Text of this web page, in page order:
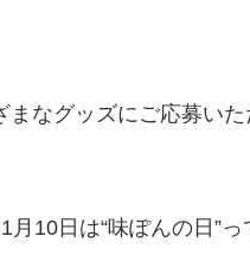
なグッズにご応募いた
10日は“味ぽんの日”っ